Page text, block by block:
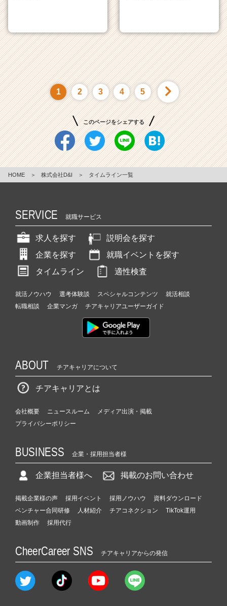
1 2 3 4 5
このページをシェアする
HOME ＞ 株式会社D&I ＞ タイムライン一覧
SERVICE 就職サービス
求人を探す
説明会を探す
企業を探す
就職イベントを探す
タイムライン
適性検査
就活ノウハウ 選考体験談 スペシャルコンテンツ
就活相談
転職相談
企業マンガ チアキャリアユーザーガイド
ABOUT チアキャリアについて
チアキャリアとは
会社概要 ニュースルーム
メディア出演・掲載
プライバシーポリシー
BUSINESS 企業・採用担当者様
企業担当者様へ 掲載のお問い合わせ
掲載企業様の声 採用イベント 採用ノウハウ
資料ダウンロード
ベンチャー合同研修
人材紹介 チアコネクション
TikTok運用
動画制作
採用代行
CheerCareer SNS チアキャリアからの発信